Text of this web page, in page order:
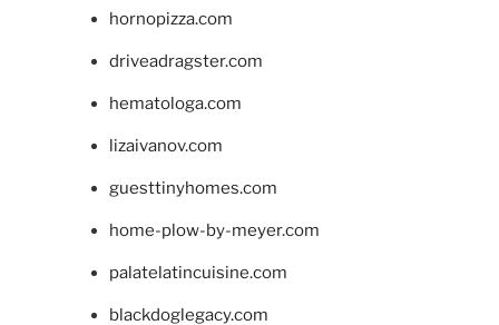
hornopizza.com
driveadragster.com
hematologa.com
lizaivanov.com
guesttinyhomes.com
home-plow-by-meyer.com
palatelatincuisine.com
blackdoglegacy.com